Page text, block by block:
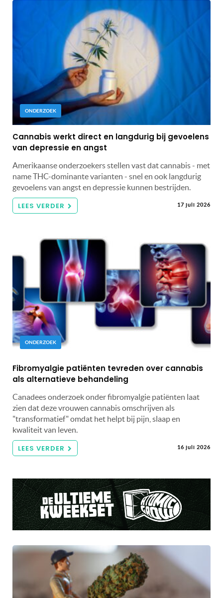
ONDERZOEK
Cannabis werkt direct en langdurig bij gevoelens
van depressie en angst
Amerikaanse onderzoekers stellen vast dat cannabis - met
name THC-dominante varianten - snel en ook langdurig
gevoelens van angst en depressie kunnen bestrijden.
LEES VERDER 17 juli 2026
ONDERZOEK
Fibromyalgie patiënten tevreden over cannabis
als alternatieve behandeling
Canadees onderzoek onder fibromyalgie patiënten laat
zien dat deze vrouwen cannabis omschrijven als
"transformatief" omdat het helpt bij pijn, slaap en
kwaliteit van leven.
LEES VERDER 16 juli 2026